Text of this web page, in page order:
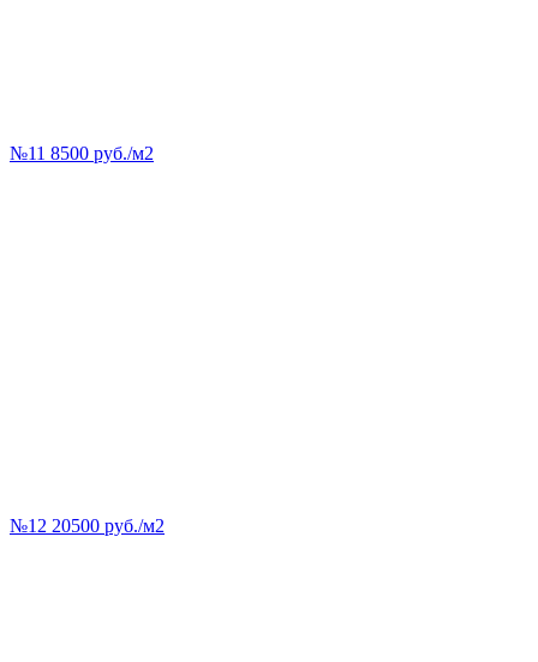
№11 8500 руб./м2
№12 20500 руб./м2